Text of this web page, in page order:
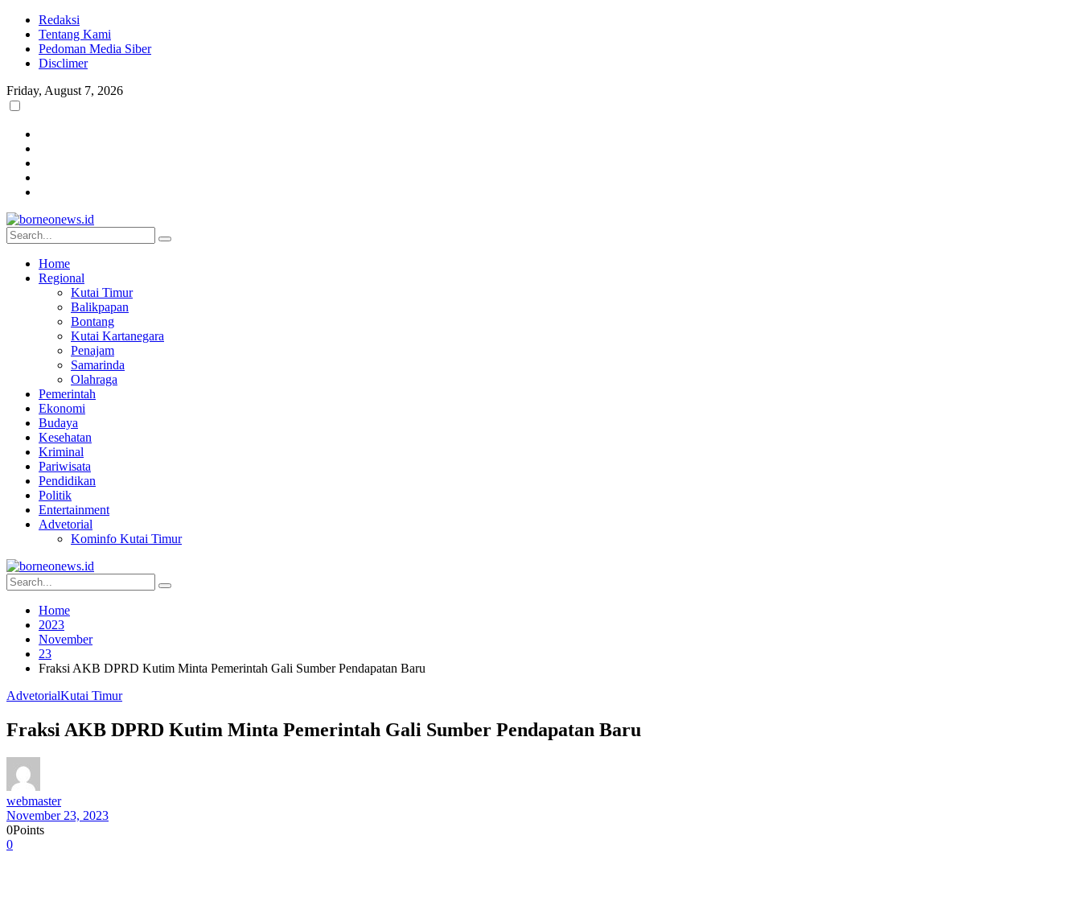
Redaksi
Tentang Kami
Pedoman Media Siber
Disclimer
Friday, August 7, 2026
Home
Regional
Kutai Timur
Balikpapan
Bontang
Kutai Kartanegara
Penajam
Samarinda
Olahraga
Pemerintah
Ekonomi
Budaya
Kesehatan
Kriminal
Pariwisata
Pendidikan
Politik
Entertainment
Advetorial
Kominfo Kutai Timur
Home
2023
November
23
Fraksi AKB DPRD Kutim Minta Pemerintah Gali Sumber Pendapatan Baru
AdvetorialKutai Timur
Fraksi AKB DPRD Kutim Minta Pemerintah Gali Sumber Pendapatan Baru
webmaster
November 23, 2023
0Points
0